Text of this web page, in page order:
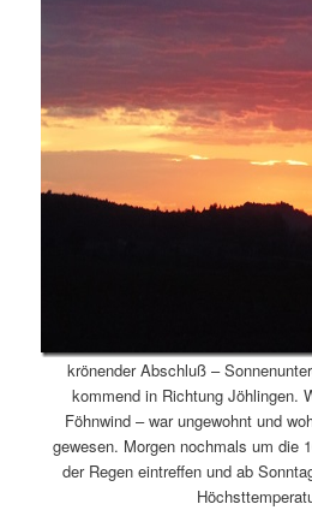
krönender Abschluß –
kommend in Richtung Jöhlingen.
Föhnwind – war ungewohnt und
gewesen. Morgen nochmals um die
der Regen eintreffen und ab